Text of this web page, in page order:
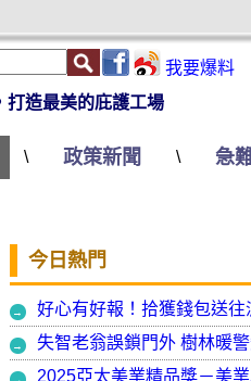
我要爆料
打造最美的庇護工場
\ 政策新聞 \ 急
今日熱門